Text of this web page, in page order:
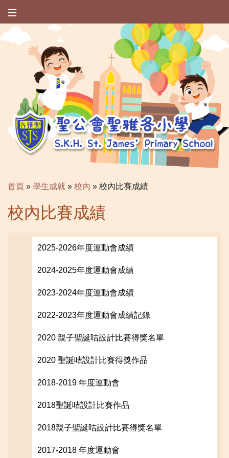
首頁 » 學生成就 » 校內 » 校內比賽成績
校內比賽成績
2025-2026年度運動會成績
2024-2025年度運動會成績
2023-2024年度運動會成績
2022-2023年度運動會成績記錄
2020 親子聖誕咭設計比賽得獎名單
2020 聖誕咭設計比賽得獎作品
2018-2019 年度運動會
2018聖誕咭設計比賽作品
2018親子聖誕咭設計比賽得獎名單
2017-2018 年度運動會